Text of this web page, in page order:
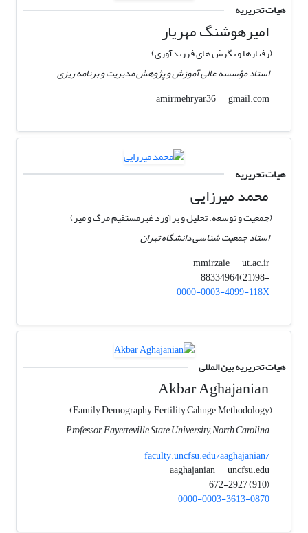
هیات تحریریه
امیرهوشنگ مهریار
(رفتارها و نگرش های فرزندآوری)
استاد مؤسسه عالی آموزش و پژوهش مدیریت و برنامه ریزی
amirmehryar36
gmail.com
هیات تحریریه
محمد میرزایی
(جمعیت و توسعه، تحلیل و برآورد غیرمستقیم مرگ و میر)
استاد جمعیت شناسی دانشگاه تهران
mmirzaie
ut.ac.ir
+98(21)88334964
0000-0003-4099-118X
هیات تحریریه بین المللی
Akbar Aghajanian
(Family Demography, Fertility Cahnge, Methodology)
Professor, Fayetteville State University, North Carolina
faculty.uncfsu.edu/aaghajanian/
aaghajanian
uncfsu.edu
(910) 672-2927
0000-0003-3613-0870